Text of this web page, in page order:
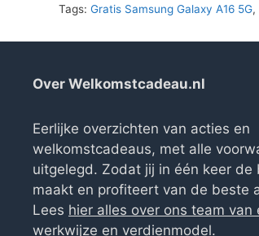
Tags: Gratis Samsung Galaxy A16 5G,
Over Welkomstcadeau.nl
Eerlijke overzichten van acties en
welkomstcadeaus, met alle
uitgelegd. Zodat jij in één keer de
maakt en profiteert van de beste
Lees hier alles over ons team van
werkwijze en verdienmodel.